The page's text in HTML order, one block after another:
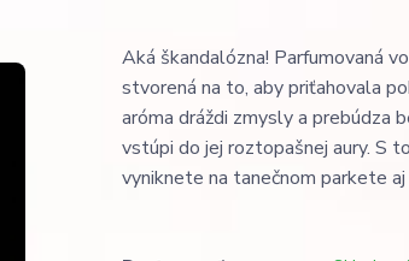
Aká škandalózna! Parfumovaná
stvorená na to, aby priťahovala
aróma dráždi zmysly a prebúdza
vstúpi do jej roztopašnej aury. S
vyniknete na tanečnom parkete aj